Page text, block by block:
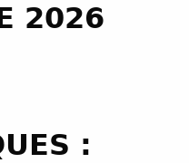
2026
: